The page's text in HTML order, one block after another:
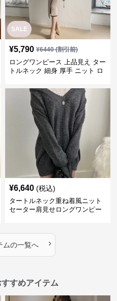
SALE
¥5,790 ¥6440(割引前)
ロングワンピース 上品見え ター
トルネック 細身 厚手 ニット ロ
¥6,640 (税込)
タートルネック重ね着風ニット
セーター肩見せロングワンピー
ムの一覧へ ›
すめアイテム